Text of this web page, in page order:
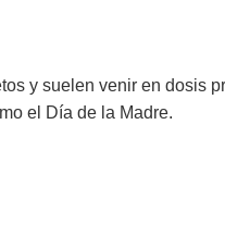
y suelen venir en dosis
el Día de la Madre.